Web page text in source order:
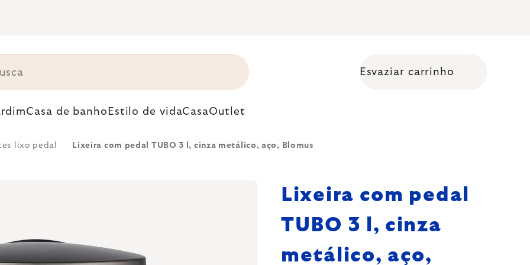
Esvaziar carrinho
Casa de banho Estilo de vidaCasaOutlet
lixo pedal Lixeira com pedal TUBO 3 l, cinza metálico, aço, Blomus
Lixeira com pedal
TUBO 3 l, cinza
metálico, aço,